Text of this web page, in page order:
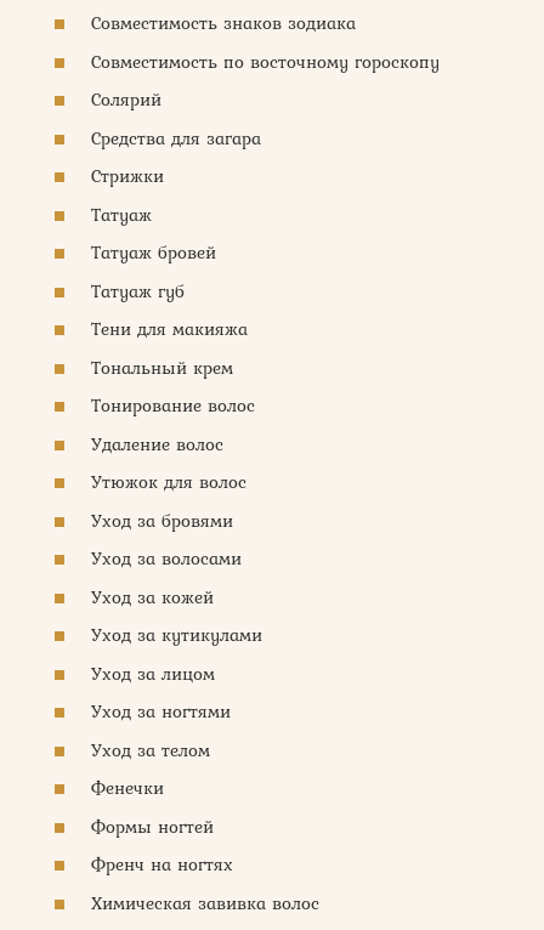
Совместимость знаков зодиака
Совместимость по восточному гороскопу
Солярий
Средства для загара
Стрижки
Татуаж
Татуаж бровей
Татуаж губ
Тени для макияжа
Тональный крем
Тонирование волос
Удаление волос
Утюжок для волос
Уход за бровями
Уход за волосами
Уход за кожей
Уход за кутикулами
Уход за лицом
Уход за ногтями
Уход за телом
Фенечки
Формы ногтей
Френч на ногтях
Химическая завивка волос